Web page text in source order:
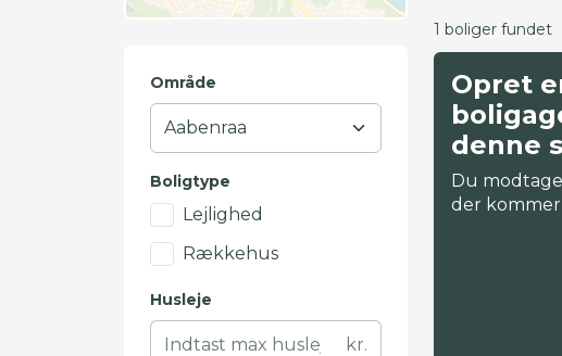
Område
Boligtype
Lejlighed
Rækkehus
Husleje
kr.
1 boliger fundet
Opret
denne
Du
der